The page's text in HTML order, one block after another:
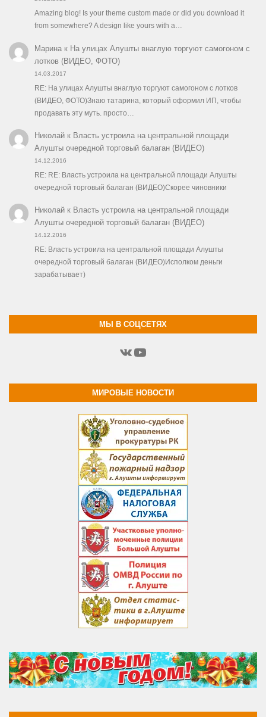
Amazing blog! Is your theme custom made or did you download it
from somewhere? A design like yours with a…
Маринак На улицах Алушты внаглую торгуют самогоном с
лотков (ВИДЕО, ФОТО)
14.03.2017
RE: На улицах Алушты внаглую торгуют самогоном с лотков
(ВИДЕО, ФОТО)Знаю татарина, который оформил ИП, чтобы
продавать эту муть. просто…
Николайк Власть устроила на центральной площади
Алушты очередной торговый балаган (ВИДЕО)
14.12.2016
RE: RE: Власть устроила на центральной площади Алушты
очередной торговый балаган (ВИДЕО)Скорее чиновники
Николайк Власть устроила на центральной площади
Алушты очередной торговый балаган (ВИДЕО)
14.12.2016
RE: Власть устроила на центральной площади Алушты
очередной торговый балаган (ВИДЕО)Исполком деньги
зарабатывает)
МЫ В СОЦСЕТЯХ
ВКонтакте
YouTube
МИРОВЫЕ НОВОСТИ